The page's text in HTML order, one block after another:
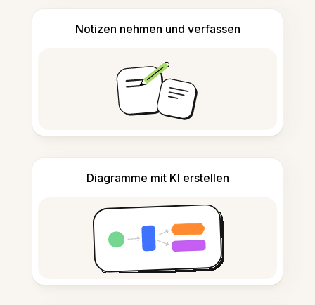
Notizen nehmen und verfassen
Diagramme mit KI erstellen